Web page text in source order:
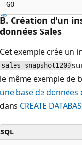
B. Création d'un
données Sales
Cet exemple crée un
sales_snapshot1200
le même exemple de
une base de
dans CREATE
SQL